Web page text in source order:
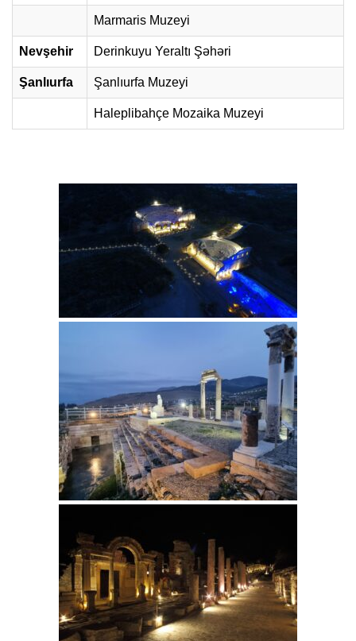
Marmaris Muzeyi
Nevşehir Derinkuyu Yeraltı Şəhəri
Şanlıurfa Şanlıurfa Muzeyi
Haleplibahçe Mozaika Muzeyi